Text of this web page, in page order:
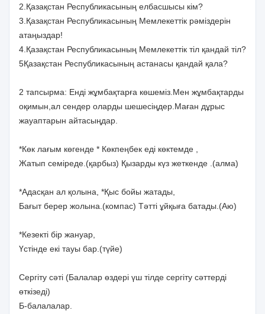
2.Қазақстан Республикасының елбасшысы кім?
3.Қазақстан Республикасының Мемлекеттік рәміздерін
атаңыздар!
4.Қазақстан Республикасының Мемлекеттік тіл қандай тіл?
5Қазақстан Республикасының астанасы қандай қала?
2 тапсырма: Енді жұмбақтарға көшеміз.Мен жұмбақтарды
оқимын,ал сендер оларды шешесіңдер.Маған дұрыс
жауаптарын айтасыңдар.
*Көк лағым көгенде * Көкпеңбек еді көктемде ,
Жатып семіреде.(қарбыз) Қызарды күз жеткенде .(алма)
*Адасқан ал қолына, *Қыс бойы жатады,
Бағыт берер жолына.(компас) Тәтті ұйқыға батады.(Аю)
*Кезекті бір жануар,
Үстінде екі тауы бар.(түйе)
Сергіту сәті (Балалар өздері үш тілде сергіту сәттерді
өткізеді)
Б-балалалар.